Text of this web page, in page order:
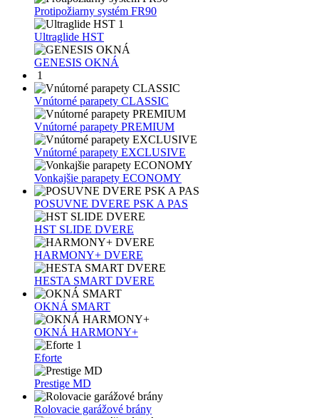
Protipožiarny systém FR90
1
Ultraglide HST
GENESIS OKNÁ
1
Vnútorné parapety CLASSIC
Vnútorné parapety PREMIUM
Vnútorné parapety EXCLUSIVE
Vonkajšie parapety ECONOMY
POSUVNE DVERE PSK A PAS
HST SLIDE DVERE
HARMONY+ DVERE
HESTA SMART DVERE
OKNÁ SMART
OKNÁ HARMONY+
1
Eforte
Prestige MD
Rolovacie garážové brány